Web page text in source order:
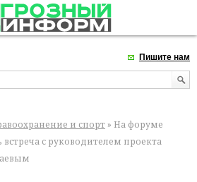
Пишите нам
и спорт » На форуме
с руководителем проекта